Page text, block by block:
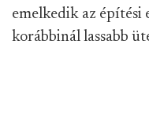
emelkedik az építési
korábbinál lassabb